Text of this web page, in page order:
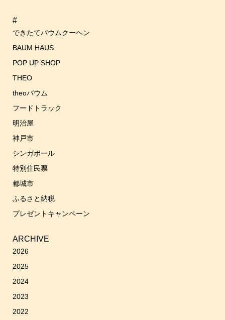
#
できたてバウムクーヘン
BAUM HAUS
POP UP SHOP
THEO
theoバウム
フードトラック
明治屋
神戸市
シンガポール
特別住民票
都城市
ふるさと納税
プレゼントキャンペーン
ARCHIVE
2026
2025
2024
2023
2022